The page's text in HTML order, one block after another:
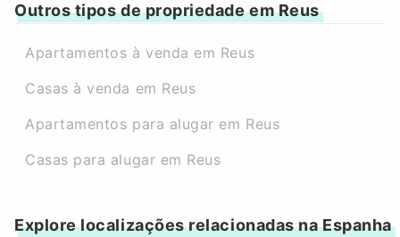
Outros tipos de propriedade em Reus
Apartamentos à venda em Reus
Casas à venda em Reus
Apartamentos para alugar em Reus
Casas para alugar em Reus
Explore localizações relacionadas na Espanha